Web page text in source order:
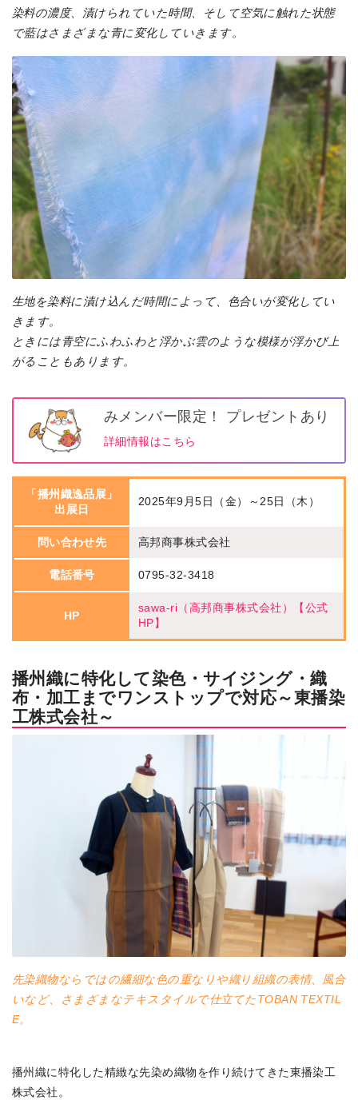
染料の濃度、漬けられていた時間、そして空気に触れた状態
で藍はさまざまな青に変化していきます。
生地を染料に漬け込んだ時間によって、色合いが変化してい
きます。
ときには青空にふわふわと浮かぶ雲のような模様が浮かび上
がることもあります。
みメンバー限定！ プレゼントあり
詳細情報はこちら
「播州織逸品展」
出展日
2025年9月5日（金）～25日（木）
問い合わせ先 高邦商事株式会社
電話番号 0795-32-3418
HP
sawa-ri（高邦商事株式会社）【公式
HP】
播州織に特化して染色・サイジング・織
布・加工までワンストップで対応～東播染
工株式会社～
先染織物ならではの繊細な色の重なりや織り組織の表情、風合
いなど、さまざまなテキスタイルで仕立てたTOBAN TEXTIL
E。
播州織に特化した精緻な先染め織物を作り続けてきた東播染工
株式会社。